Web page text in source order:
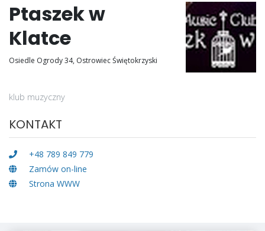
Ptaszek w
Klatce
Osiedle Ogrody 34, Ostrowiec Świętokrzyski
klub muzyczny
KONTAKT
+48 789 849 779
Zamów on-line
Strona WWW